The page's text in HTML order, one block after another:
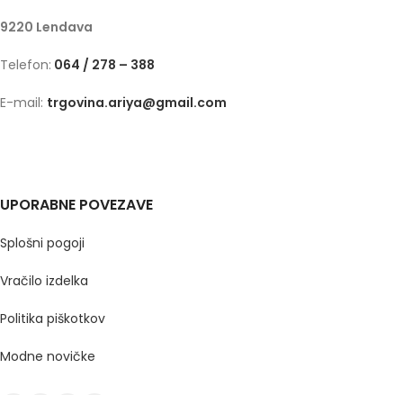
9220 Lendava
Telefon: 064 / 278 – 388
E-mail: trgovina.ariya@gmail.com
UPORABNE POVEZAVE
Splošni pogoji
Vračilo izdelka
Politika piškotkov
Modne novičke